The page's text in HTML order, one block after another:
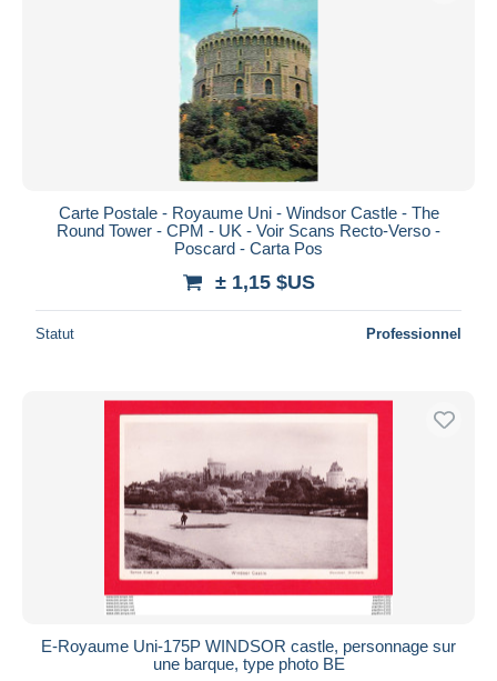
Carte Postale - Royaume Uni - Windsor Castle - The
Round Tower - CPM - UK - Voir Scans Recto-Verso -
Poscard - Carta Pos
± 1,15 $US
Statut Professionnel
E-Royaume Uni-175P WINDSOR castle, personnage sur
une barque, type photo BE